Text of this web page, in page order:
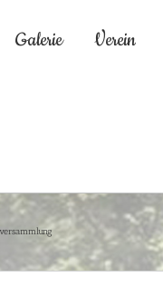
Galerie Verein